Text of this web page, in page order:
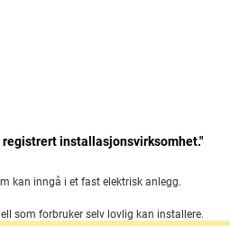
registrert installasjonsvirksomhet."
kan inngå i et fast elektrisk anlegg.
som forbruker selv lovlig kan installere.